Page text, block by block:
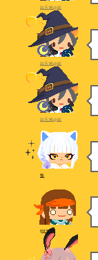
白玉粉@絵
白玉粉@絵
白玉粉@絵
贄
purintab